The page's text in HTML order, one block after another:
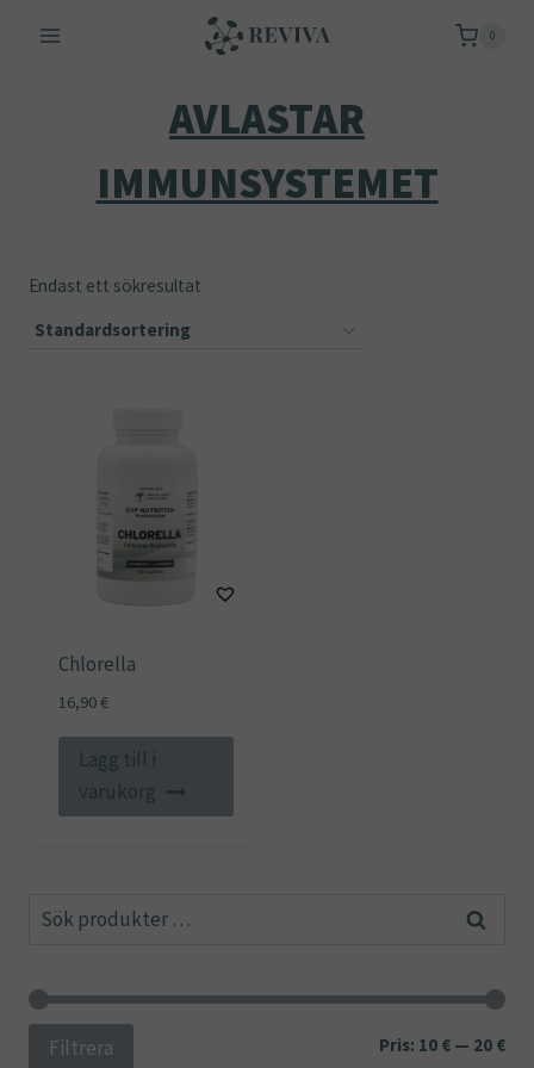
0
AVLASTAR
IMMUNSYSTEMET
Endast ett sökresultat
Chlorella
16,90€
Lägg till i
varukorg
Sök
Sök
Min
Filtrera Pris: 10 € — 20 €